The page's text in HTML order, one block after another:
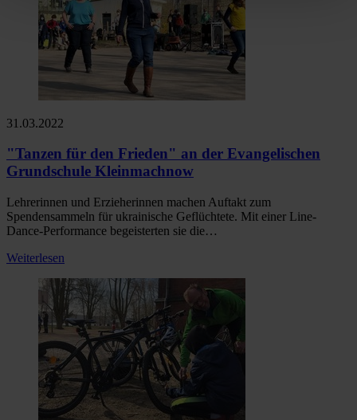
31.03.2022
"Tanzen für den Frieden" an der Evangelischen
Grundschule Kleinmachnow
Lehrerinnen und Erzieherinnen machen Auftakt zum
Spendensammeln für ukrainische Geflüchtete. Mit einer Line-
Dance-Performance begeisterten sie die…
Weiterlesen